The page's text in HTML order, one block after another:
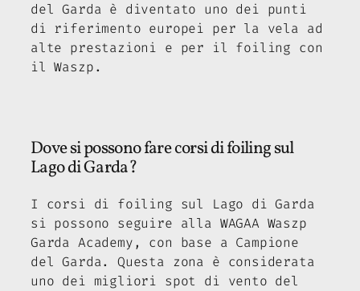
del Garda è diventato uno dei punti
di riferimento europei per la vela ad
alte prestazioni e per il foiling con
il Waszp.
Dove si possono fare corsi di foiling sul
Lago di Garda?
I corsi di foiling sul Lago di Garda
si possono seguire alla WAGAA Waszp
Garda Academy, con base a Campione
del Garda. Questa zona è considerata
uno dei migliori spot di vento del